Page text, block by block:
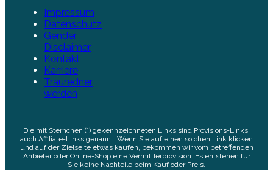
Impressum
Datenschutz
Gender
Disclaimer
Kontakt
Karriere
Trauredner
werden
Die mit Sternchen (*) gekennzeichneten Links sind Provisions-Links,
auch Affiliate-Links genannt. Wenn Sie auf einen solchen Link klicken
und auf der Zielseite etwas kaufen, bekommen wir vom betreffenden
Anbieter oder Online-Shop eine Vermittlerprovision. Es entstehen für
Sie keine Nachteile beim Kauf oder Preis.